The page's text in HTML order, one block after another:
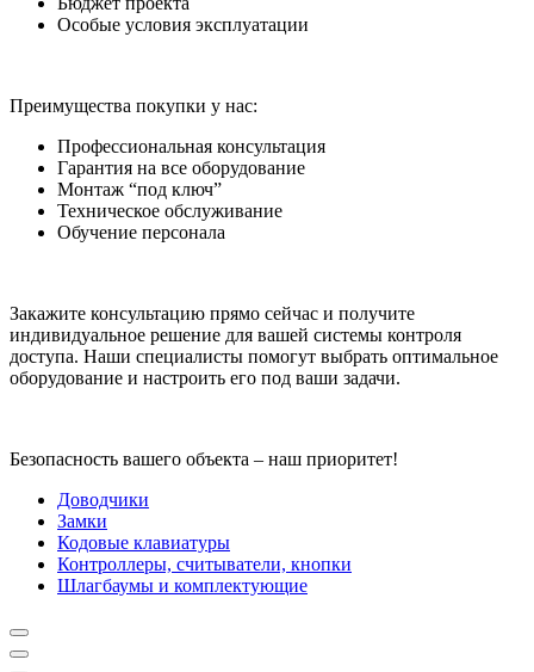
Особые условия эксплуатации
Преимущества покупки у нас:
Профессиональная консультация
Гарантия на все оборудование
Монтаж “под ключ”
Техническое обслуживание
Обучение персонала
Закажите консультацию прямо сейчас и получите
индивидуальное решение для вашей системы контроля
доступа. Наши специалисты помогут выбрать оптимальное
оборудование и настроить его под ваши задачи.
Безопасность вашего объекта – наш приоритет!
Доводчики
Замки
Кодовые клавиатуры
Контроллеры, считыватели, кнопки
Шлагбаумы и комплектующие